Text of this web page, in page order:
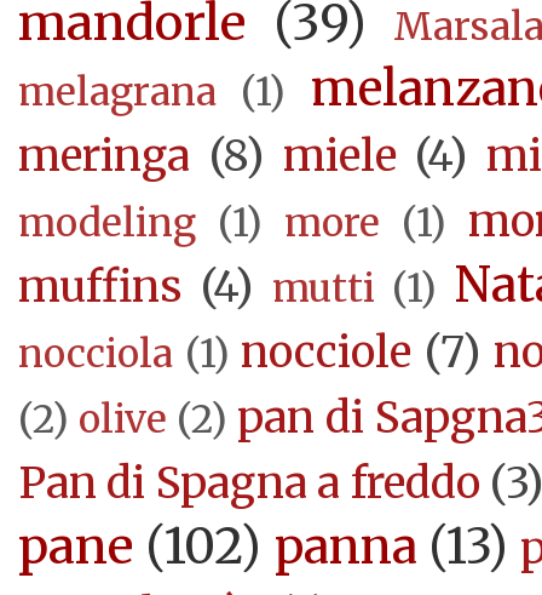
mandorle (39)
melagrana (1)
meringa (8) miele (4)
modeling (1) more (1)
muffins (4) mutti (1)
nocciola (1) nocciole (7)
(2) olive (2) pan di
Pan di Spagna a freddo (3)
pane (102) panna (13)